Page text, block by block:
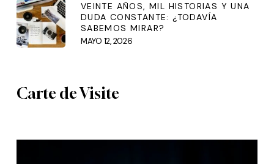
VEINTE AÑOS, MIL HISTORIAS Y UNA
DUDA CONSTANTE: ¿TODAVÍA
SABEMOS MIRAR?
MAYO 12, 2026
Carte de Visite